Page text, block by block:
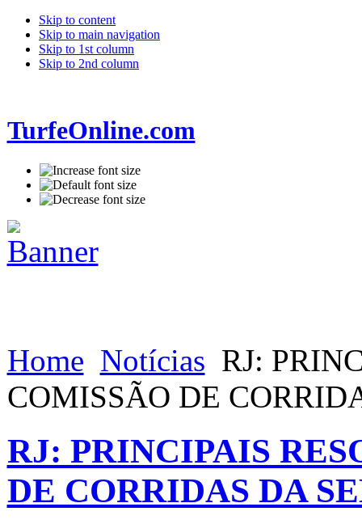
Skip to content
Skip to main navigation
Skip to 1st column
Skip to 2nd column
TurfeOnline.com
Home Notícias RJ:
COMISSÃO DE
RJ: PRINCIPAIS
DE CORRIDAS DA